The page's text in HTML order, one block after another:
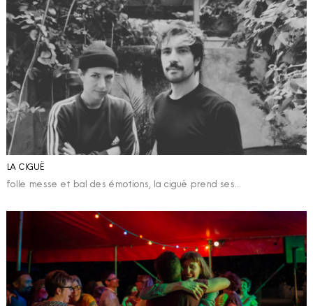
LA CIGUË
folle messe et bal des émotions, la ciguë prend ses…